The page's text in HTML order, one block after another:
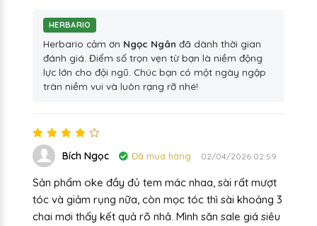
HERBARIO
Herbario cảm ơn Ngọc Ngân đã dành thời gian
đánh giá. Điểm số trọn vẹn từ bạn là niềm động
lực lớn cho đội ngũ. Chúc bạn có một ngày ngập
tràn niềm vui và luôn rạng rỡ nhé!
Bích Ngọc Đã mua hàng 02/04/2026 02:59
Sản phẩm oke đầy đủ tem mác nhaa, sài rất mượt
tóc và giảm rụng nữa, còn mọc tóc thì sài khoảng 3
chai mơi thấy kết quả rõ nhâ. Mình săn sale giá siêu